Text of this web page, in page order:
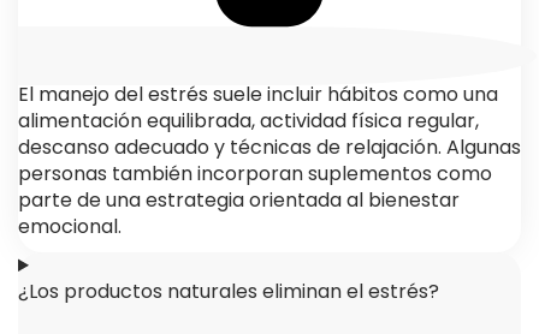
El manejo del estrés suele incluir hábitos como una
alimentación equilibrada, actividad física regular,
descanso adecuado y técnicas de relajación. Algunas
personas también incorporan suplementos como
parte de una estrategia orientada al bienestar
emocional.
¿Los productos naturales eliminan el estrés?